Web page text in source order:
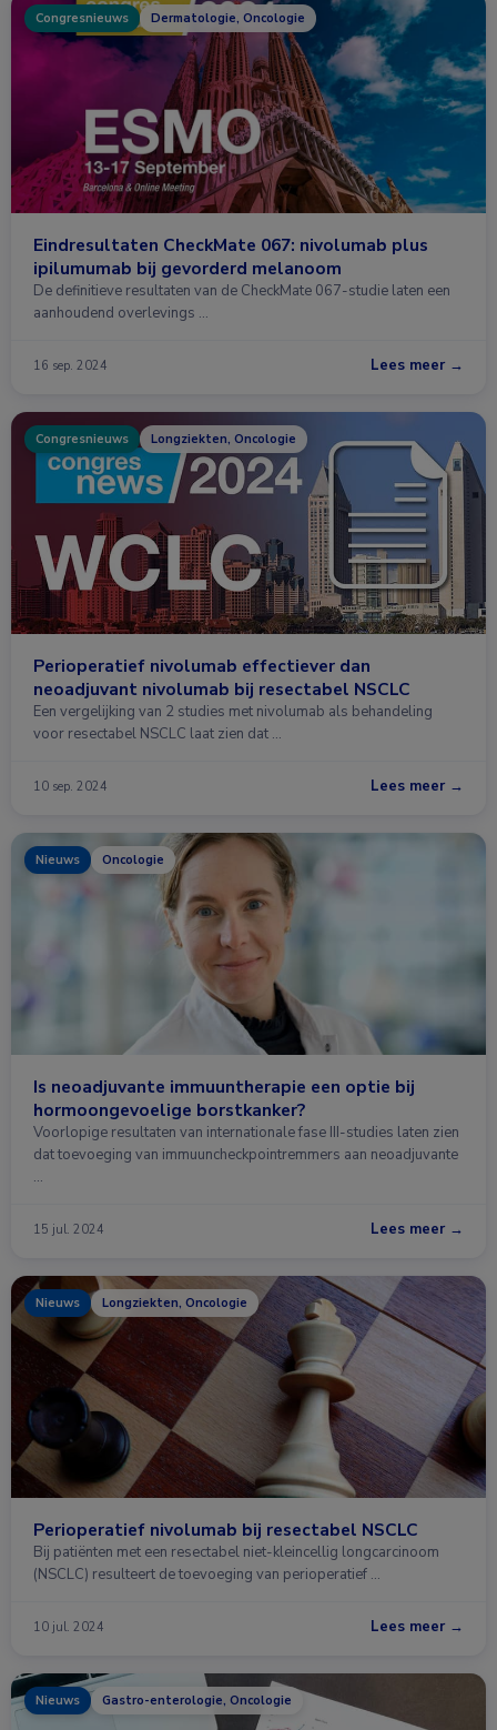
Congresnieuws Dermatologie, Oncologie
Eindresultaten CheckMate 067: nivolumab plus
ipilumumab bij gevorderd melanoom
De definitieve resultaten van de CheckMate 067-studie laten een
aanhoudend overlevings …
16 sep. 2024 Lees meer →
Congresnieuws Longziekten, Oncologie
Perioperatief nivolumab effectiever dan
neoadjuvant nivolumab bij resectabel NSCLC
Een vergelijking van 2 studies met nivolumab als behandeling
voor resectabel NSCLC laat zien dat …
10 sep. 2024 Lees meer →
Nieuws Oncologie
Is neoadjuvante immuuntherapie een optie bij
hormoongevoelige borstkanker?
Voorlopige resultaten van internationale fase III-studies laten zien
dat toevoeging van immuuncheckpointremmers aan neoadjuvante
…
15 jul. 2024 Lees meer →
Nieuws Longziekten, Oncologie
Perioperatief nivolumab bij resectabel NSCLC
Bij patiënten met een resectabel niet-kleincellig longcarcinoom
(NSCLC) resulteert de toevoeging van perioperatief …
10 jul. 2024 Lees meer →
Nieuws Gastro-enterologie, Oncologie